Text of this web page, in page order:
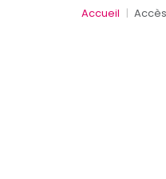
Accueil